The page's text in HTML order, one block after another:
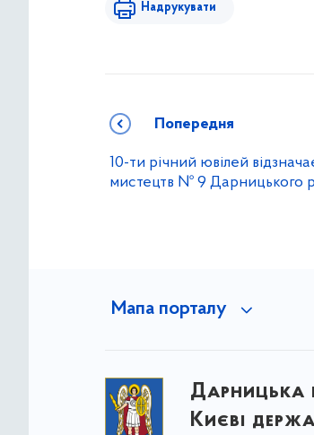
Надрукувати
Попередня
10-ти річний ювілей
мистецтв № 9 Дарницького
Мапа порталу
Дарницька
Києві